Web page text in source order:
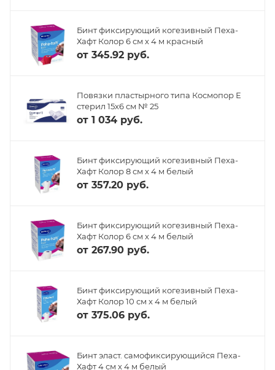
Бинт фиксирующий когезивный Пеха-
Хафт Колор 6 см х 4 м красный
от 345.92 руб.
Повязки пластырного типа Космопор Е
стерил 15х6 см № 25
от 1 034 руб.
Бинт фиксирующий когезивный Пеха-
Хафт Колор 8 см х 4 м белый
от 357.20 руб.
Бинт фиксирующий когезивный Пеха-
Хафт Колор 6 см х 4 м белый
от 267.90 руб.
Бинт фиксирующий когезивный Пеха-
Хафт Колор 10 см х 4 м белый
от 375.06 руб.
Бинт эласт. самофиксирующийся Пеха-
Хафт 4 см х 4 м белый